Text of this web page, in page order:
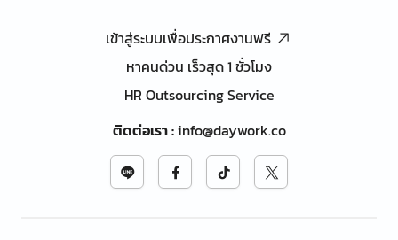
เข้าสู่ระบบเพื่อประกาศงานฟรี
หาคนด่วน เร็วสุด 1 ชั่วโมง
HR Outsourcing Service
ติดต่อเรา:info@daywork.co